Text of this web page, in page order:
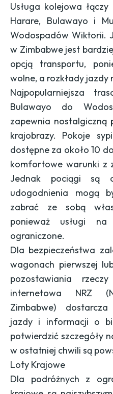
Usługa kolejowa
Harare, Bulawayo i
Wodospadów Wiktorii.
w Zimbabwe jest
opcją transportu,
wolne, a rozkłady jazdy
Najpopularniejsza
Bulawayo do
zapewnia nostalgiczną
krajobrazy. Pokoje
dostępne za około 10
komfortowe warunki z
Jednak pociągi są
udogodnienia mogą
zabrać ze sobą
ponieważ usługi
ograniczone.
Dla bezpieczeństwa
wagonach pierwszej
pozostawiania
internetowa NRZ (
Zimbabwe) dostarcza
jazdy i informacji o
potwierdzić szczegóły
w ostatniej chwili są
Loty Krajowe
Dla podróżnych z